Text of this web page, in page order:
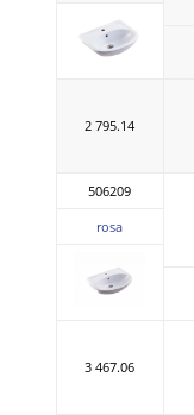
2 795.14
506209
rosa
3 467.06